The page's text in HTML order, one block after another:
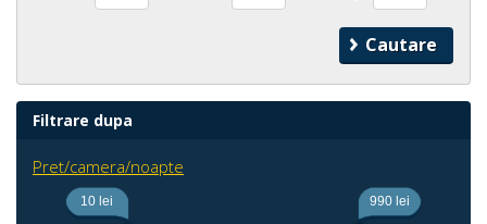
Filtrare dupa
Pret/camera/noapte
10 lei 990 lei